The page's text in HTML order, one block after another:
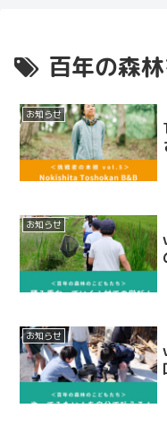
百年の森
お知らせ
お知らせ
お知らせ